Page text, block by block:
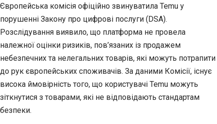
Європейська комісія офіційно звинуватила Temu у
порушенні Закону про цифрові послуги (DSA).
Розслідування виявило, що платформа не провела
належної оцінки ризиків, пов’язаних із продажем
небезпечних та нелегальних товарів, які можуть потрапити
до рук європейських споживачів. За даними Комісії, існує
висока ймовірність того, що користувачі Temu можуть
зіткнутися з товарами, які не відповідають стандартам
безпеки.